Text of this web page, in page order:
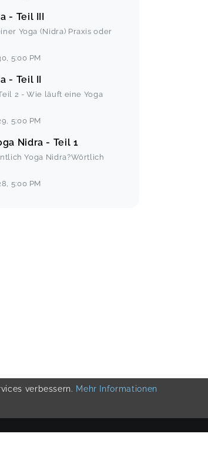
- Teil III
Yoga (Nidra) Praxis oder
, 5:00 PM
- Teil II
2 - Wie läuft eine Yoga
, 5:00 PM
Nidra - Teil 1
Yoga Nidra?Wörtlich
, 5:00 PM
verbessern. Mehr Informationen